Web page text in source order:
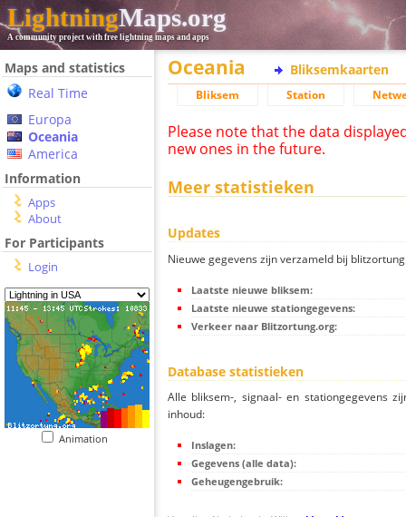
LightningMaps.org
A community project with free lightning maps and apps
Maps and statistics
Real Time
Europa
Oceania
America
Information
Apps
About
For Participants
Login
Animation
Oceania Bliksemkaarten
Bliksem Station
Please note that the data
new ones in the future.
Meer statistieken
Updates
Nieuwe gegevens zijn verzameld bij
Laatste nieuwe bliksem:
Laatste nieuwe stationgegevens:
Verkeer naar Blitzortung.org:
Database statistieken
Alle bliksem-, signaal- en stationgegevens
inhoud:
Inslagen:
Gegevens (alle data):
Geheugengebruik: